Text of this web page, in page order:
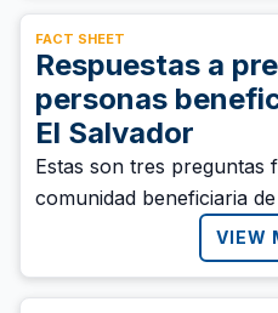
FACT SHEET
Respuestas a
personas
El Salvador
Estas son tres preguntas
comunidad beneficiaria
VIEW